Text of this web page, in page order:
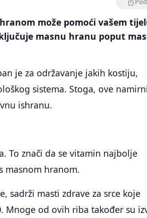
može pomoći vašem
masnu hranu poput
je za održavanje jakih kostiju,
sistema. Stoga, ove
ishranu.
To znači da se vitamin najbolje
masnom hranom.
sadrži masti zdrave za srce koje
Mnoge od ovih riba također su